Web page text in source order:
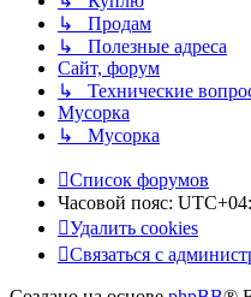
↳ Продам
↳ Полезные адреса
Сайт, форум
↳ Технические
Мусорка
↳ Мусорка
Список форумов
Часовой пояс:
Удалить cookies
Связаться с